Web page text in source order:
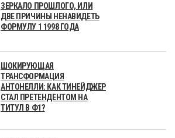
ЗЕРКАЛО ПРОШЛОГО, ИЛИ
ДВЕ ПРИЧИНЫ НЕНАВИДЕТЬ
ФОРМУЛУ 1 1998 ГОДА
ШОКИРУЮЩАЯ
ТРАНСФОРМАЦИЯ
АНТОНЕЛЛИ: КАК ТИНЕЙДЖЕР
СТАЛ ПРЕТЕНДЕНТОМ НА
ТИТУЛ В Ф1?